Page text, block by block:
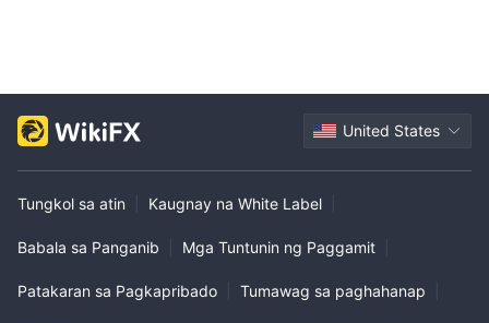
United States
Tungkol sa atin Kaugnay na White Label
Babala sa Panganib Mga Tuntunin ng Paggamit
Patakaran sa Pagkapribado Tumawag sa paghahanap